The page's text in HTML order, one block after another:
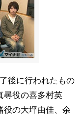
後に行われたもの
尋役の喜多村英
役の大坪由佳、余